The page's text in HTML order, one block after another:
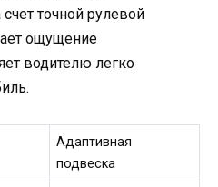
точной рулевой
ощущение
водителю легко
Адаптивная
подвеска